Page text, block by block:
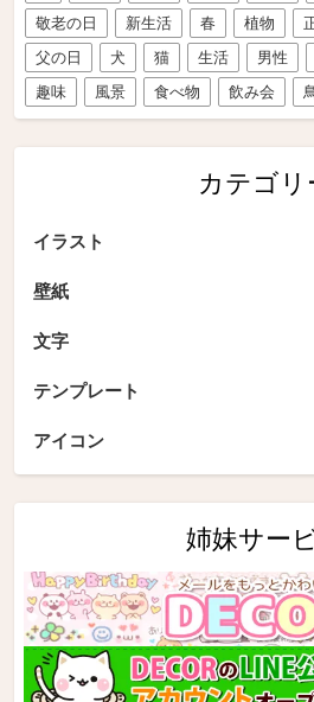
敬老の日
新生活 春 植物
父の日
犬 猫 生活 男性
趣味
風景 食べ物 飲み会
カテゴリ
イラスト
壁紙
文字
テンプレート
アイコン
姉妹サー